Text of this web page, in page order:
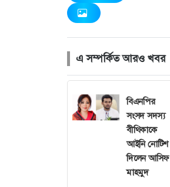
এ সম্পর্কিত আরও খবর
বিএনপির
সংসদ সদস্য
বীথিকাকে
আইনি নোটিশ
দিলেন আসিফ
মাহমুদ